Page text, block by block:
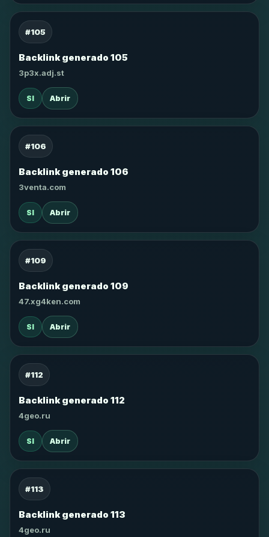
#105
Backlink generado 105
3p3x.adj.st
SI Abrir
#106
Backlink generado 106
3venta.com
SI Abrir
#109
Backlink generado 109
47.xg4ken.com
SI Abrir
#112
Backlink generado 112
4geo.ru
SI Abrir
#113
Backlink generado 113
4geo.ru